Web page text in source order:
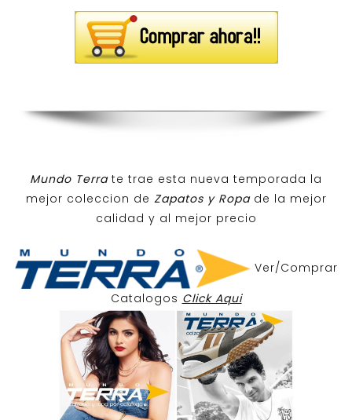
Mundo Terra te trae esta nueva temporada la
mejor coleccion de Zapatos y Ropa de la mejor
calidad y al mejor precio
Ver/Comprar
Catalogos Click Aqui